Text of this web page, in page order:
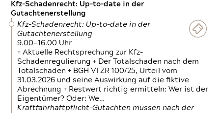
Kfz-Schadenrecht: Up-to-date in der
Gutachtenerstellung
Kfz-Schadenrecht: Up-to-date in der
Gutachtenerstellung
9.00—16.00 Uhr
+ Aktuelle Rechtsprechung zur Kfz-
Schadenregulierung + Der Totalschaden nach dem
Totalschaden + BGH VI ZR 100/25, Urteil vom
31.03.2026 und seine Auswirkung auf die fiktive
Abrechnung + Restwert richtig ermitteln: Wer ist der
Eigentümer? Oder: We…
Kraftfahrhaftpflicht-Gutachten müssen nach der